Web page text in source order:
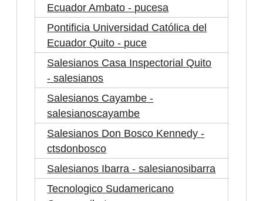
Ecuador Ambato - pucesa
Pontificia Universidad Católica del
Ecuador Quito - puce
Salesianos Casa Inspectorial Quito
- salesianos
Salesianos Cayambe -
salesianoscayambe
Salesianos Don Bosco Kennedy -
ctsdonbosco
Salesianos Ibarra - salesianosibarra
Tecnologico Sudamericano